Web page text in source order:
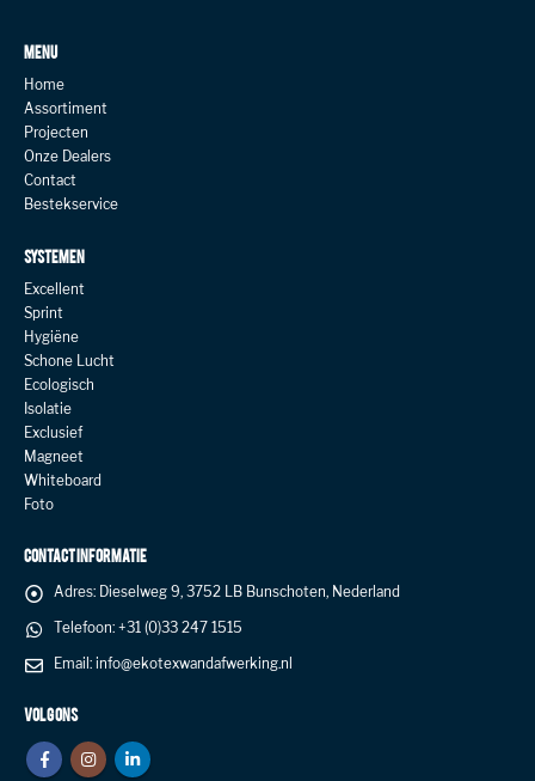
MENU
Home
Assortiment
Projecten
Onze Dealers
Contact
Bestekservice
SYSTEMEN
Excellent
Sprint
Hygiëne
Schone Lucht
Ecologisch
Isolatie
Exclusief
Magneet
Whiteboard
Foto
CONTACT INFORMATIE
Adres: Dieselweg 9, 3752 LB Bunschoten, Nederland
Telefoon: +31 (0)33 247 1515
Email: info@ekotexwandafwerking.nl
VOLG ONS